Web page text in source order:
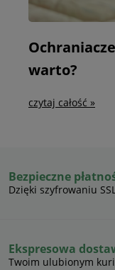
warto?
czytaj całość »
Bezpieczne
Dzięki szyfrowaniu
Ekspresowa
Twoim ulubionym